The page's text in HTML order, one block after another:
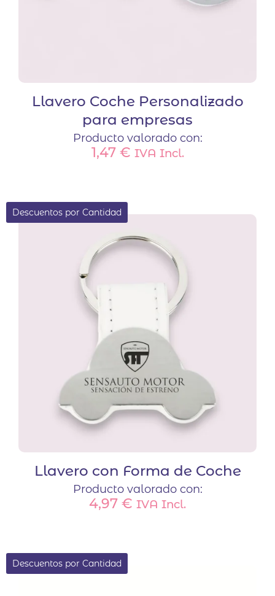
Llavero Coche Personalizado
para empresas
Producto valorado con:
1,47 € IVA Incl.
Descuentos por Cantidad
Llavero con Forma de Coche
Producto valorado con:
4,97 € IVA Incl.
Descuentos por Cantidad